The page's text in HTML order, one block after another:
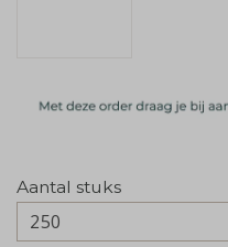
Aantal stuks
250